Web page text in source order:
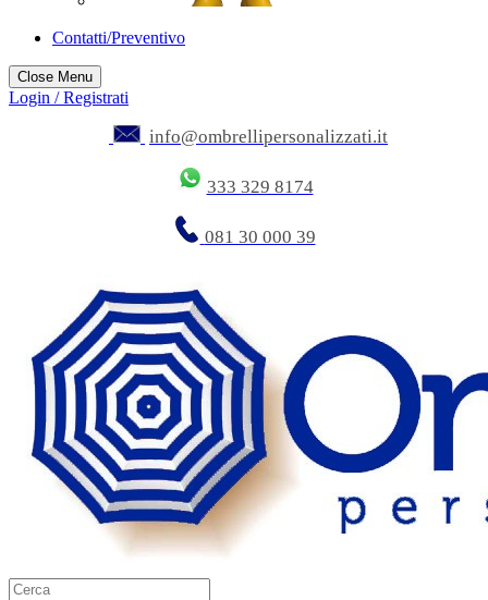
Contatti/Preventivo
Close Menu
Login / Registrati
info@ombrellipersonalizzati.it
333 329 8174
081 30 000 39